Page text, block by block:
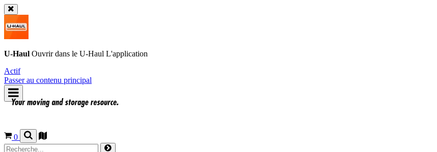
U-Haul Ouvrir dans le U-Haul L'application
Actif
Passer au contenu principal
0